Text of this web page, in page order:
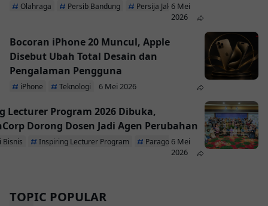
Olahraga Persib Bandung Persija Jakarta
6 Mei
2026
Bocoran iPhone 20 Muncul, Apple
Disebut Ubah Total Desain dan
Pengalaman Pengguna
iPhone Teknologi 6 Mei 2026
Lecturer Program 2026 Dibuka,
Dorong Dosen Jadi Agen Perubahan
Bisnis Inspiring Lecturer Program ParagonCorp
6 Mei
2026
TOPIC POPULAR